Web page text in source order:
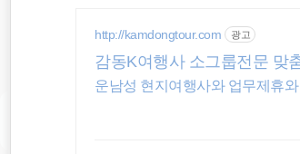
http://kamdongtour.com 광고
감동K여행사 소그룹전문 맞
세계일주
travel